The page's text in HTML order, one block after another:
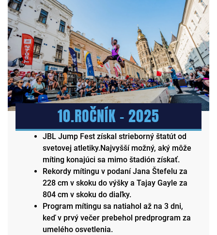
10.ROČNÍK – 2025
JBL Jump Fest získal strieborný štatút od
svetovej atletiky.Najvyšší možný, aký môže
míting konajúci sa mimo štadión získať.
Rekordy mítingu v podaní Jana Štefelu za
228 cm v skoku do výšky a Tajay Gayle za
804 cm v skoku do diaľky.
Program mítingu sa natiahol až na 3 dni,
keď v prvý večer prebehol predprogram za
umelého osvetlenia.